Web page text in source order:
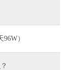
）